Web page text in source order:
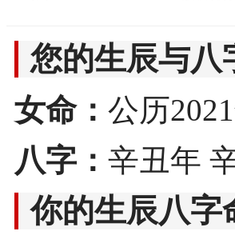
您的生辰与八
女命： 公历
八字： 辛丑年
你的生辰八字